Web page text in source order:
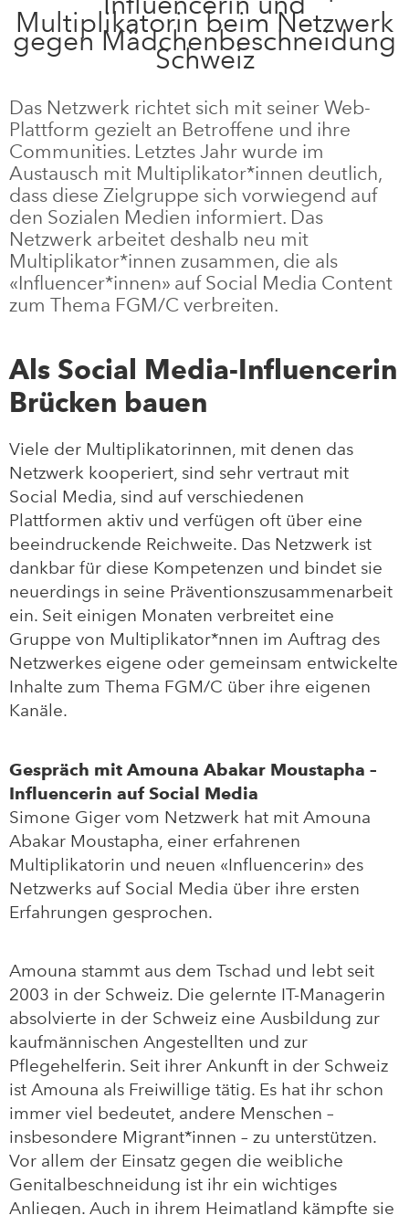
Multiplikatorin beim Netzwerk
gegen Mädchenbeschneidung
Schweiz
Das Netzwerk richtet sich mit seiner Web-
Plattform gezielt an Betroffene und ihre
Communities. Letztes Jahr wurde im
Austausch mit Multiplikator*innen deutlich,
dass diese Zielgruppe sich vorwiegend auf
den Sozialen Medien informiert. Das
Netzwerk arbeitet deshalb neu mit
Multiplikator*innen zusammen, die als
«Influencer*innen» auf Social Media Content
zum Thema FGM/C verbreiten.
Als Social Media-Influencerin
Brücken bauen
Viele der Multiplikatorinnen, mit denen das
Netzwerk kooperiert, sind sehr vertraut mit
Social Media, sind auf verschiedenen
Plattformen aktiv und verfügen oft über eine
beeindruckende Reichweite. Das Netzwerk ist
dankbar für diese Kompetenzen und bindet sie
neuerdings in seine Präventionszusammenarbeit
ein. Seit einigen Monaten verbreitet eine
Gruppe von Multiplikator*nnen im Auftrag des
Netzwerkes eigene oder gemeinsam entwickelte
Inhalte zum Thema FGM/C über ihre eigenen
Kanäle.
Gespräch mit Amouna Abakar Moustapha –
Influencerin auf Social Media
Simone Giger vom Netzwerk hat mit Amouna
Abakar Moustapha, einer erfahrenen
Multiplikatorin und neuen «Influencerin» des
Netzwerks auf Social Media über ihre ersten
Erfahrungen gesprochen.
Amouna stammt aus dem Tschad und lebt seit
2003 in der Schweiz. Die gelernte IT-Managerin
absolvierte in der Schweiz eine Ausbildung zur
kaufmännischen Angestellten und zur
Pflegehelferin. Seit ihrer Ankunft in der Schweiz
ist Amouna als Freiwillige tätig. Es hat ihr schon
immer viel bedeutet, andere Menschen –
insbesondere Migrant*innen – zu unterstützen.
Vor allem der Einsatz gegen die weibliche
Genitalbeschneidung ist ihr ein wichtiges
Anliegen. Auch in ihrem Heimatland kämpfte sie